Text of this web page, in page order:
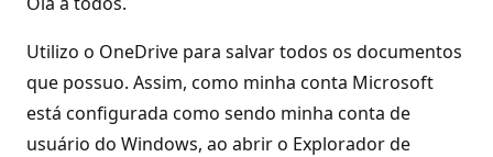
Utilizo o OneDrive para salvar todos os documentos
que possuo. Assim, como minha conta Microsoft
está configurada como sendo minha conta de
usuário do Windows, ao abrir o Explorador de